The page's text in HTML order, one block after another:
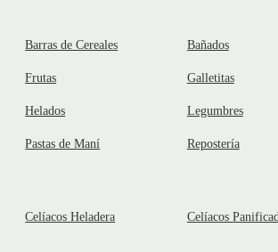
Barras de Cereales Bañados
Frutas Galletitas
Helados Legumbres
Pastas de Maní Repostería
Celíacos Heladera Celíacos